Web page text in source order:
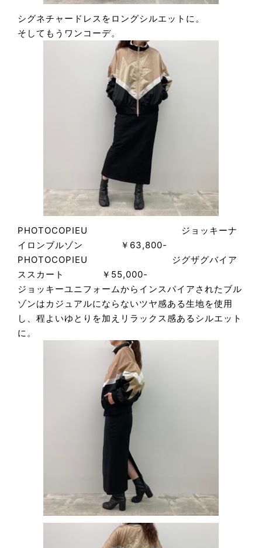
シグネチャードレスをロングシルエットに。
そしてもうワンコーデ。
PHOTOCOPIEU ジョッキーナ
イロンブルゾン ￥63,800-
PHOTOCOPIEU ジグザグバイア
ススカート ￥55,000-
ジョッキーユニフォームからインスパイアされたブル
ゾンはカジュアルにならないツヤ感ある生地を使用
し、程よいゆとりを加えリラックス感あるシルエット
に。